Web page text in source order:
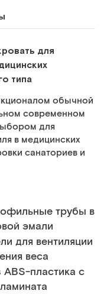
для
типа
обычной
современном
для
в медицинских
санаториев и
трубы в
эмали
для вентиляции
веса
ABS-пластика с